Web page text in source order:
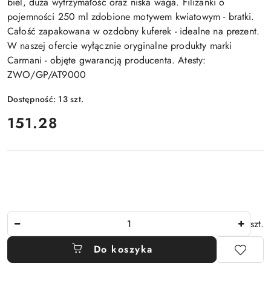
pojemności 250 ml zdobione motywem kwiatowym - bratki.
Całość zapakowana w ozdobny kuferek - idealne na prezent.
W naszej ofercie wyłącznie oryginalne produkty marki
Carmani - objęte gwarancją producenta. Atesty:
ZWO/GP/AT9000
Dostępność: 13szt.
cena:
151.28
szt.
Do koszyka